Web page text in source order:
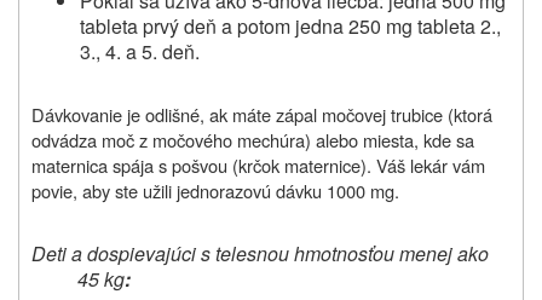
tableta prvý deň a potom jedna 250 mg tableta 2.,
3., 4. a 5. deň.
Dávkovanie je odlišné, ak máte zápal močovej trubice (ktorá
odvádza moč z močového mechúra) alebo miesta, kde sa
maternica spája s pošvou (krčok maternice). Váš lekár vám
povie, aby ste užili jednorazovú dávku 1000 mg.
Deti a dospievajúci s telesnou hmotnosťou menej ako
45 kg: